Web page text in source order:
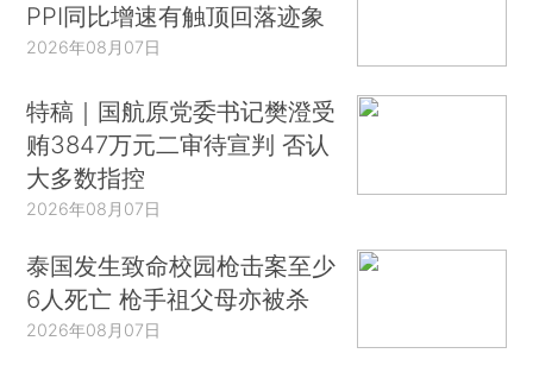
PPI同比增速有触顶回落迹象
2026年08月07日
特稿｜国航原党委书记樊澄受
贿3847万元二审待宣判 否认
大多数指控
2026年08月07日
泰国发生致命校园枪击案至少
6人死亡 枪手祖父母亦被杀
2026年08月07日